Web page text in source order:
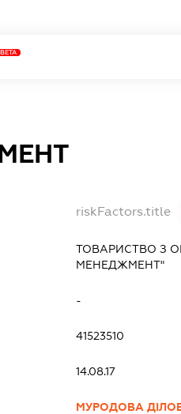
BETA
riskFactors.title
ТОВАРИСТВО З
МЕНЕДЖМЕНТ"
-
41523510
14.08.17
МУРОДОВА